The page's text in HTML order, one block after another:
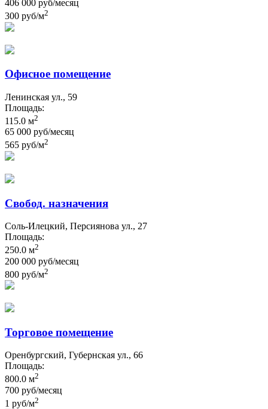
406 000 руб/месяц
300 руб/м2
Офисное помещение
Ленинская ул., 59
Площадь:
115.0 м2
65 000 руб/месяц
565 руб/м2
Свобод. назначения
Соль-Илецкий, Персиянова ул., 27
Площадь:
250.0 м2
200 000 руб/месяц
800 руб/м2
Торговое помещение
Оренбургский, Губернская ул., 66
Площадь:
800.0 м2
700 руб/месяц
1 руб/м2